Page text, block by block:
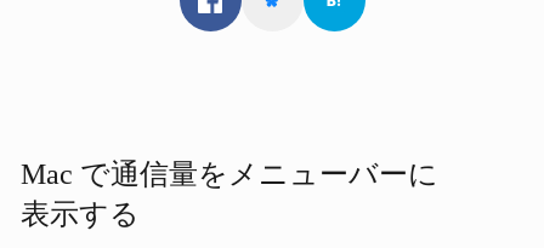
Mac で​通信量を​メニューバーに​
表示する